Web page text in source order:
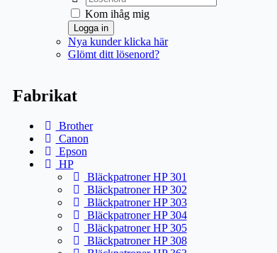
Kom ihåg mig
Logga in
Nya kunder klicka här
Glömt ditt lösenord?
Fabrikat
Brother
Canon
Epson
HP
Bläckpatroner HP 301
Bläckpatroner HP 302
Bläckpatroner HP 303
Bläckpatroner HP 304
Bläckpatroner HP 305
Bläckpatroner HP 308